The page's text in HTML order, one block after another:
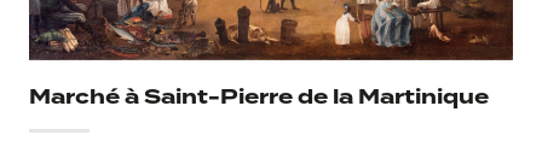
Marché à Saint-Pierre de la Martinique